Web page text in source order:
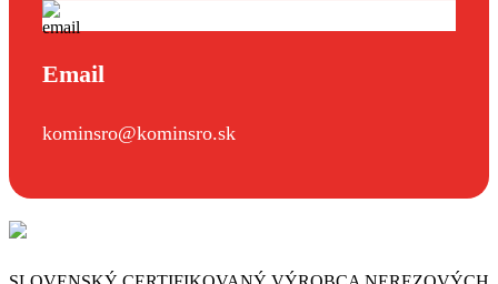
Email
kominsro@kominsro.sk